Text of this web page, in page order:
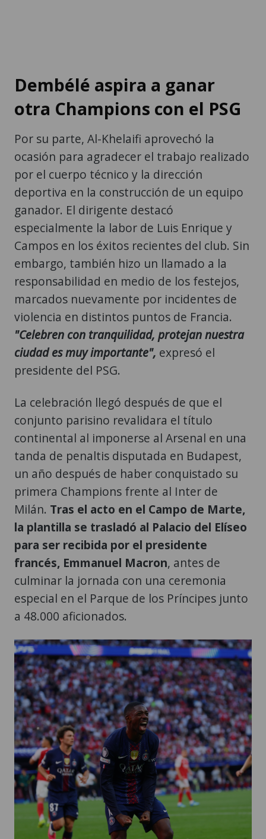
Dembélé aspira a ganar
otra Champions con el PSG
Por su parte, Al-Khelaifi aprovechó la
ocasión para agradecer el trabajo realizado
por el cuerpo técnico y la dirección
deportiva en la construcción de un equipo
ganador. El dirigente destacó
especialmente la labor de Luis Enrique y
Campos en los éxitos recientes del club. Sin
embargo, también hizo un llamado a la
responsabilidad en medio de los festejos,
marcados nuevamente por incidentes de
violencia en distintos puntos de Francia.
"Celebren con tranquilidad, protejan nuestra
ciudad es muy importante", expresó el
presidente del PSG.
La celebración llegó después de que el
conjunto parisino revalidara el título
continental al imponerse al Arsenal en una
tanda de penaltis disputada en Budapest,
un año después de haber conquistado su
primera Champions frente al Inter de
Milán. Tras el acto en el Campo de Marte,
la plantilla se trasladó al Palacio del Elíseo
para ser recibida por el presidente
francés, Emmanuel Macron, antes de
culminar la jornada con una ceremonia
especial en el Parque de los Príncipes junto
a 48.000 aficionados.